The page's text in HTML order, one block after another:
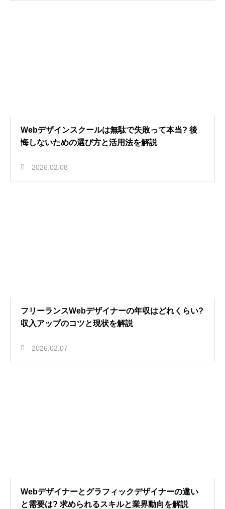
Webデザインスクールは無駄で失敗って本当? 後
悔しないための選び方と活用法を解説
2026.02.08
フリーランスWebデザイナーの年収はどれくらい?
収入アップのコツと現状を解説
2026.02.07
Webデザイナーとグラフィックデザイナーの違い
と需要は? 求められるスキルと業界動向を解説